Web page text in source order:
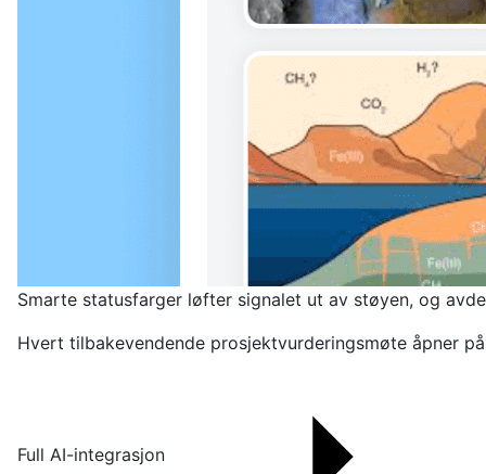
Smarte statusfarger løfter signalet ut av støyen, og
Hvert tilbakevendende prosjektvurderingsmøte åpner
Full AI-integrasjon